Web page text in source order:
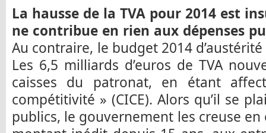
La hausse de la TVA pour 2014 est
ne contribue en rien aux dépenses
Au contraire, le budget 2014
Les 6,5 milliards d’euros de TVA
caisses du patronat, en étant
compétitivité » (CICE). Alors qu’il se
publics, le gouvernement les creuse en